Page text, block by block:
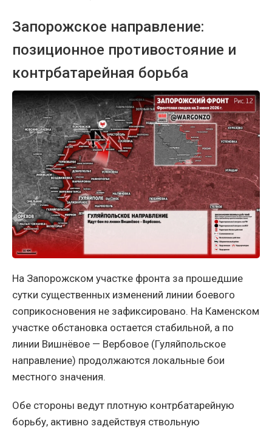
Запорожское направление:
позиционное противостояние и
контрбатарейная борьба
На Запорожском участке фронта за прошедшие
сутки существенных изменений линии боевого
соприкосновения не зафиксировано. На Каменском
участке обстановка остается стабильной, а по
линии Вишнёвое — Вербовое (Гуляйпольское
направление) продолжаются локальные бои
местного значения.
Обе стороны ведут плотную контрбатарейную
борьбу, активно задействуя ствольную